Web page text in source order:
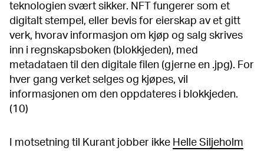
teknologien svært sikker. NFT fungerer som et
digitalt stempel, eller bevis for eierskap av et gitt
verk, hvorav informasjon om kjøp og salg skrives
inn i regnskapsboken (blokkjeden), med
metadataen til den digitale filen (gjerne en .jpg). For
hver gang verket selges og kjøpes, vil
informasjonen om den oppdateres i blokkjeden.
(10)
I motsetning til Kurant jobber ikke Helle Siljeholm